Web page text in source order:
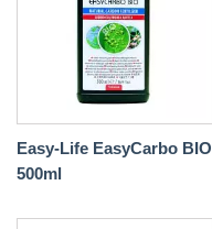
Easy-Life EasyCarbo BIO
500ml